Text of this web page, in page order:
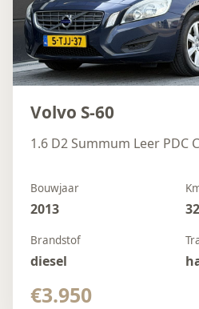
Volvo S-60
1.6 D2 Summum Leer PDC
Bouwjaar
2013
Brandstof
diesel
€3.950